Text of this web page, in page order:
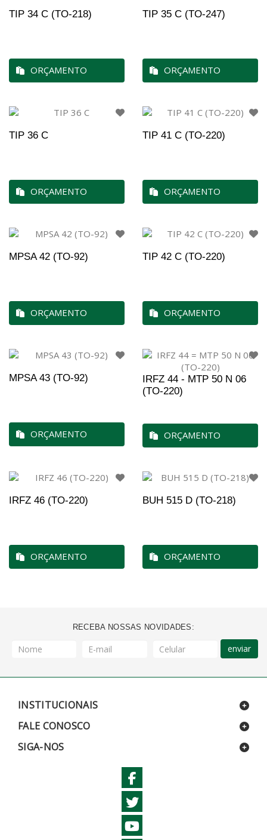
TIP 34 C (TO-218)
ORÇAMENTO
TIP 35 C (TO-247)
ORÇAMENTO
TIP 36 C
ORÇAMENTO
TIP 41 C (TO-220)
ORÇAMENTO
MPSA 42 (TO-92)
ORÇAMENTO
TIP 42 C (TO-220)
ORÇAMENTO
MPSA 43 (TO-92)
ORÇAMENTO
IRFZ 44 - MTP 50 N 06
(TO-220)
ORÇAMENTO
IRFZ 46 (TO-220)
ORÇAMENTO
BUH 515 D (TO-218)
ORÇAMENTO
RECEBA NOSSAS NOVIDADES:
enviar
INSTITUCIONAIS
FALE CONOSCO
SIGA-NOS